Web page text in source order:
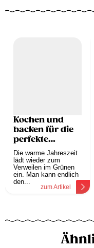
Kochen und
backen für die
perfekte
Gartenparty
Die warme Jahreszeit
lädt wieder zum
Verweilen im Grünen
ein. Man kann endlich
den...
zum Artikel